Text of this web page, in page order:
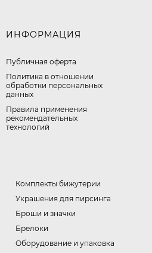
ИНФОРМАЦИЯ
Публичная оферта
​Политика в отношении
обработки персональных
данных
Правила применения
рекомендательных
технологий
Комплекты бижутерии
Украшения для пирсинга
Броши и значки
Брелоки
Оборудование и упаковка